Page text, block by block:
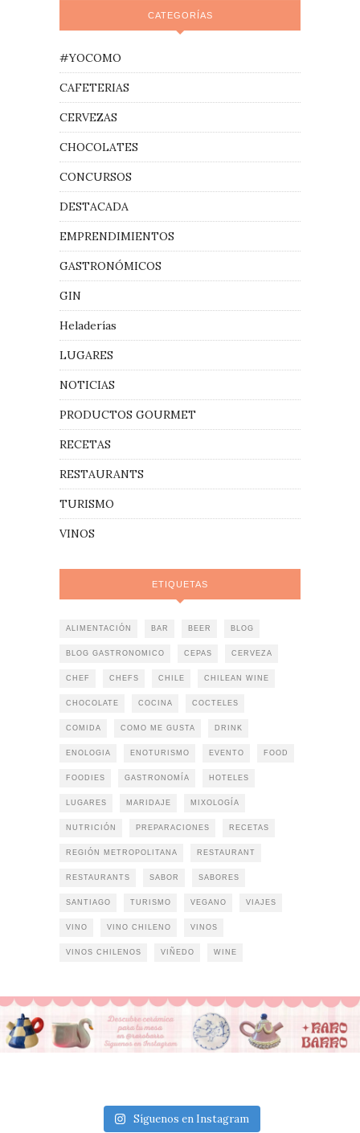
CATEGORÍAS
#YOCOMO
CAFETERIAS
CERVEZAS
CHOCOLATES
CONCURSOS
DESTACADA
EMPRENDIMIENTOS
GASTRONÓMICOS
GIN
Heladerías
LUGARES
NOTICIAS
PRODUCTOS GOURMET
RECETAS
RESTAURANTS
TURISMO
VINOS
ETIQUETAS
ALIMENTACIÓN BAR BEER BLOG
BLOG GASTRONOMICO CEPAS CERVEZA
CHEF CHEFS CHILE CHILEAN WINE
CHOCOLATE COCINA COCTELES
COMIDA COMO ME GUSTA DRINK
ENOLOGIA ENOTURISMO EVENTO FOOD
FOODIES GASTRONOMÍA HOTELES
LUGARES MARIDAJE MIXOLOGÍA
NUTRICIÓN PREPARACIONES RECETAS
REGIÓN METROPOLITANA RESTAURANT
RESTAURANTS SABOR SABORES
SANTIAGO TURISMO VEGANO VIAJES
VINO VINO CHILENO VINOS
VINOS CHILENOS VIÑEDO WINE
Síguenos en Instagram